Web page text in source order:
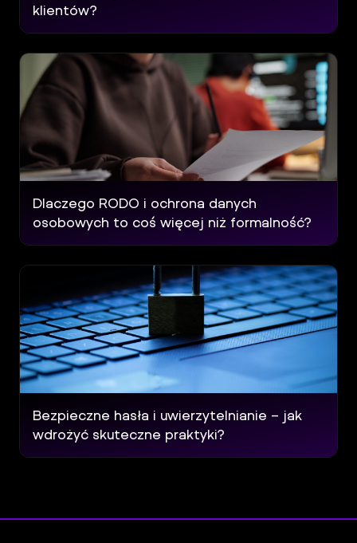
l
Klienta
klientów?
Dlaczego RODO i ochrona danych
osobowych to coś więcej niż formalność?
Bezpieczne hasła i uwierzytelnianie – jak
wdrożyć skuteczne praktyki?